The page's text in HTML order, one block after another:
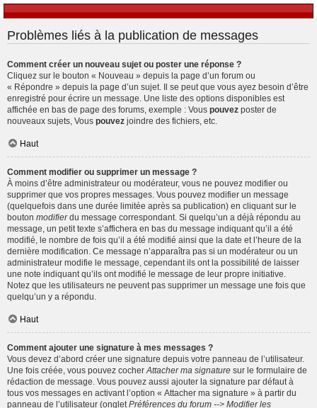
Problèmes liés à la publication de messages
Comment créer un nouveau sujet ou poster une réponse ?
Cliquez sur le bouton « Nouveau » depuis la page d’un forum ou
« Répondre » depuis la page d’un sujet. Il se peut que vous ayez besoin d’être
enregistré pour écrire un message. Une liste des options disponibles est
affichée en bas de page des forums, exemple : Vous pouvez poster de
nouveaux sujets, Vous pouvez joindre des fichiers, etc.
Haut
Comment modifier ou supprimer un message ?
À moins d’être administrateur ou modérateur, vous ne pouvez modifier ou
supprimer que vos propres messages. Vous pouvez modifier un message
(quelquefois dans une durée limitée après sa publication) en cliquant sur le
bouton modifierdu message correspondant. Si quelqu’un a déjà répondu au
message, un petit texte s’affichera en bas du message indiquant qu’il a été
modifié, le nombre de fois qu’il a été modifié ainsi que la date et l’heure de la
dernière modification. Ce message n’apparaîtra pas si un modérateur ou un
administrateur modifie le message, cependant ils ont la possibilité de laisser
une note indiquant qu’ils ont modifié le message de leur propre initiative.
Notez que les utilisateurs ne peuvent pas supprimer un message une fois que
quelqu’un y a répondu.
Haut
Comment ajouter une signature à mes messages ?
Vous devez d’abord créer une signature depuis votre panneau de l’utilisateur.
Une fois créée, vous pouvez cocher Attacher ma signature sur le formulaire de
rédaction de message. Vous pouvez aussi ajouter la signature par défaut à
tous vos messages en activant l’option « Attacher ma signature » à partir du
panneau de l’utilisateur (onglet Préférences du forum --> Modifier les